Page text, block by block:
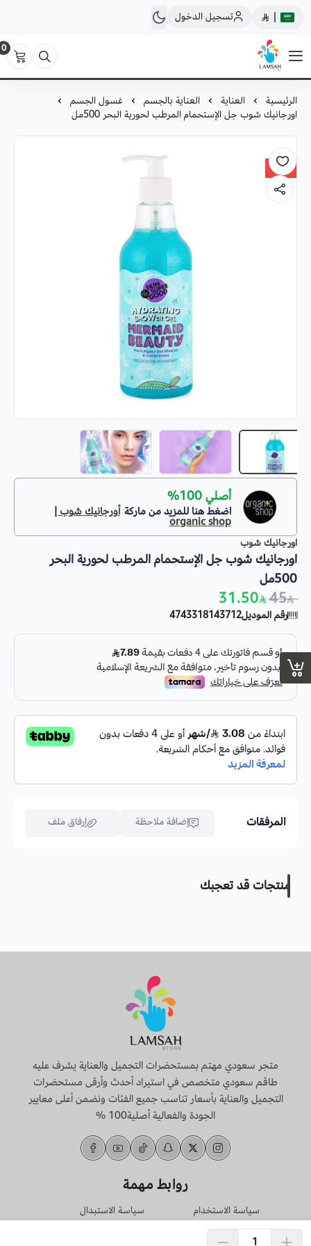
| تسجيل الدخول
لمسة ستور
0
الرئيسية العناية العناية بالجسم
غسول الجسم
اورجانيك شوب جل الإستحمام المرطب لحورية البحر 500مل
30%
أصلي 100%
اضغط هنا للمزيد من ماركة أورجانيك شوب |
organic shop
اورجانيك شوب
اورجانيك شوب جل الإستحمام المرطب لحورية البحر
500مل
45
31.50
رقم الموديل4743318143712
المرفقات إضافة ملاحظة إرفاق ملف
منتجات قد تعجبك
متجر سعودي مهتم بمستحضرات التجميل والعناية يشرف عليه
طاقم سعودي متخصص في استيراد أحدث وأرقى مستحضرات
التجميل والعناية بأسعار تناسب جميع الفئات ونضمن أعلى معايير
الجودة والفعالية أصلية100 %
روابط مهمة
سياسة الاستخدام
والخصوصية
سياسة الاستبدال
والإسترجاع